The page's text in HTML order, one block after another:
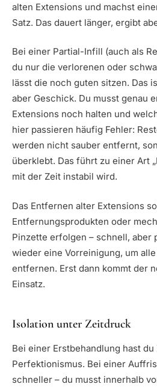
alten Extensions und machst
Satz. Das dauert länger, ergibt
Bei einer Partial-Infill (auch als
du nur die verlorenen oder
lässt die noch guten sitzen. Das
aber Geschick. Du musst genau
Extensions noch halten und
hier passieren häufig Fehler:
werden nicht sauber entfernt,
überklebt. Das führt zu einer Art
mit der Zeit instabil wird.
Das Entfernen alter Extensions
Entfernungsprodukten oder
Pinzette erfolgen – schnell, aber
wieder eine Vorreinigung, um
entfernen. Erst dann kommt der
Einsatz.
Isolation unter Zeitdruck
Bei einer Erstbehandlung hast
Perfektionismus. Bei einer
schneller – du musst innerhalb